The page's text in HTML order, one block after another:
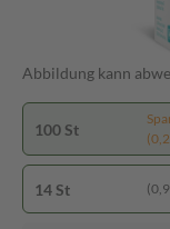
Abbildung kann
100 St
14 St